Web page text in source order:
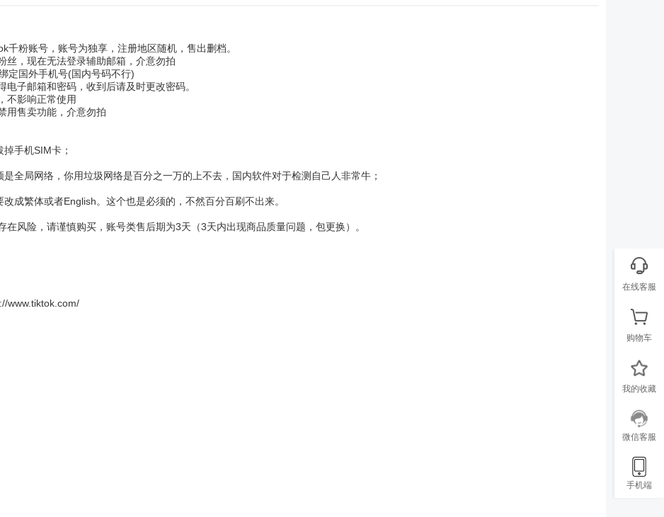
千粉账号，账号为独享，注册地区随机，售出删档。
丝，现在无法登录辅助邮箱，介意勿拍
定国外手机号(国内号码不行)
电子邮箱和密码，收到后请及时更改密码。
不影响正常使用
用售卖功能，介意勿拍
手机SIM卡；
是全局网络，你用垃圾网络是百分之一万的上不去，国内软件对于检测自己人非常牛；
成繁体或者English。这个也是必须的，不然百分百刷不出来。
在风险，请谨慎购买，账号类售后期为3天（3天内出现商品质量问题，包更换）。
www.tiktok.com/
在线客服
购物车
我的收藏
微信客服
手机端